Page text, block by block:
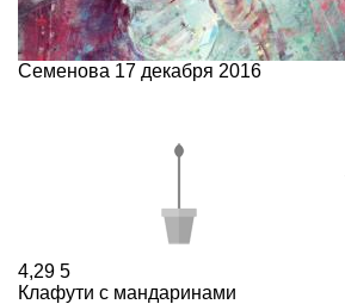
Семенова 17 декабря 2016
4,29 5
Клафути с мандаринами